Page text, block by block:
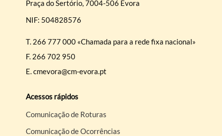
Praça do Sertório, 7004-506 Évora
NIF: 504828576
T. 266 777 000 «Chamada para a rede fixa nacional»
F. 266 702 950
E.cmevora@cm-evora.pt
Acessos rápidos
Comunicação de Roturas
Comunicação de Ocorrências